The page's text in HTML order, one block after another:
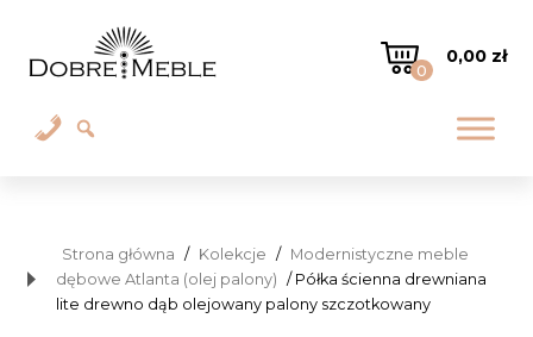
0
0,00 zł
Strona główna / Kolekcje / Modernistyczne meble
dębowe Atlanta (olej palony) / Półka ścienna drewniana
lite drewno dąb olejowany palony szczotkowany